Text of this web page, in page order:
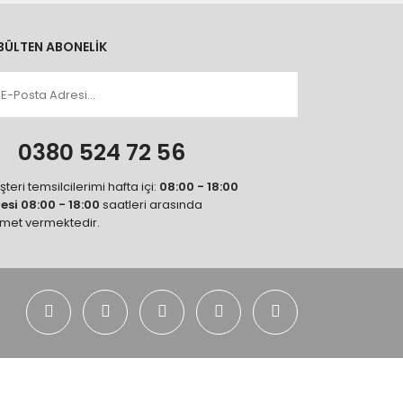
ABONELİK
0380 524 72 56
temsilcilerimi hafta içi: 08:00 - 18:00
08:00 - 18:00 saatleri arasında
vermektedir.